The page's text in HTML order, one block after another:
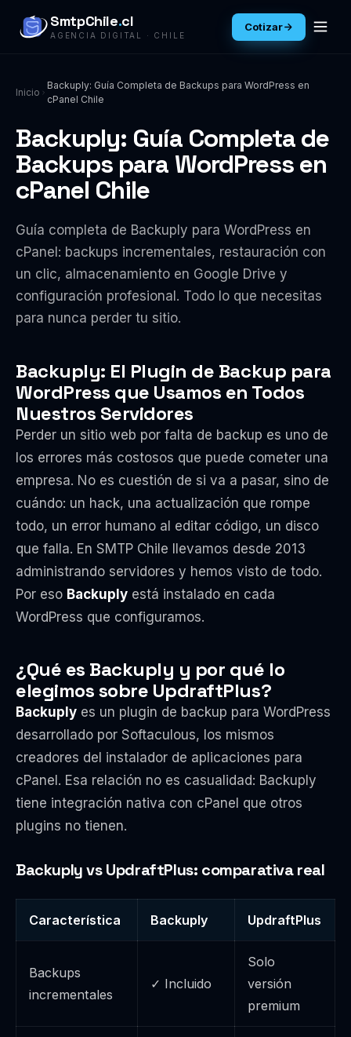
SmtpChile.cl
AGENCIA DIGITAL · CHILE
Cotizar
Inicio
Backuply: Guía Completa de Backups para WordPress en
cPanel Chile
Backuply: Guía Completa de
Backups para WordPress en
cPanel Chile
Guía completa de Backuply para WordPress en
cPanel: backups incrementales, restauración con
un clic, almacenamiento en Google Drive y
configuración profesional. Todo lo que necesitas
para nunca perder tu sitio.
Backuply: El Plugin de Backup para
WordPress que Usamos en Todos
Nuestros Servidores
Perder un sitio web por falta de backup es uno de
los errores más costosos que puede cometer una
empresa. No es cuestión de si va a pasar, sino de
cuándo: un hack, una actualización que rompe
todo, un error humano al editar código, un disco
que falla. En SMTP Chile llevamos desde 2013
administrando servidores y hemos visto de todo.
Por eso Backuply está instalado en cada
WordPress que configuramos.
¿Qué es Backuply y por qué lo
elegimos sobre UpdraftPlus?
Backuply es un plugin de backup para WordPress
desarrollado por Softaculous, los mismos
creadores del instalador de aplicaciones para
cPanel. Esa relación no es casualidad: Backuply
tiene integración nativa con cPanel que otros
plugins no tienen.
Backuply vs UpdraftPlus: comparativa real
Característica Backuply UpdraftPlus
Backups
incrementales
✓ Incluido
Solo
versión
premium